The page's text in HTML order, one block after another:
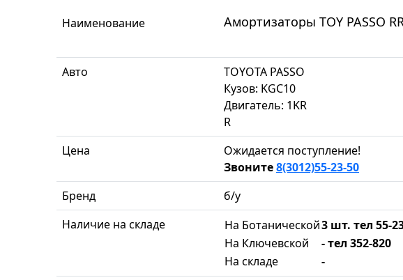
Наименование Амортизаторы TOY PASSO
Авто
TOYOTA PASSO
Кузов: KGC10
Двигатель: 1KR
R
Цена
Ожидается поступление!
Звоните8(3012)55-23-50
Бренд
б/у
Наличие на складе
На Ботанической3 шт. тел 55-
На Ключевской
- тел 352-820
На складе
-